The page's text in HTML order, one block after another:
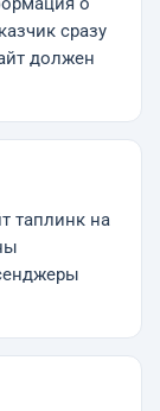
сразу
должен
таплинк на